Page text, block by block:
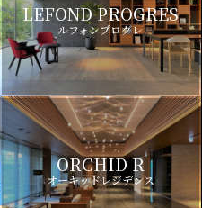
LEFOND PROGRES
ルフォンプログレ
ORCHID R
オーキッドレジデンス